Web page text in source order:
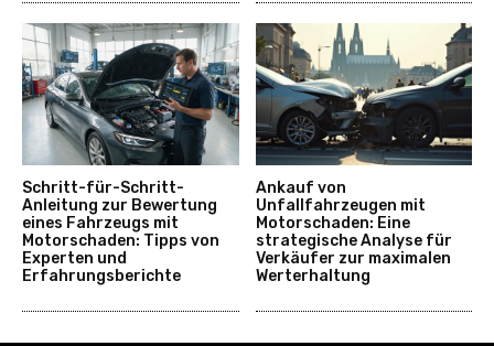
Schritt-für-Schritt-
Anleitung zur Bewertung
eines Fahrzeugs mit
Motorschaden: Tipps von
Experten und
Erfahrungsberichte
Ankauf von
Unfallfahrzeugen mit
Motorschaden: Eine
strategische Analyse für
Verkäufer zur maximalen
Werterhaltung